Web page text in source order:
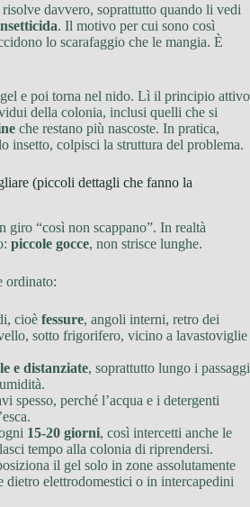
davvero, soprattutto quando li vedi
. Il motivo per cui sono così
lo scarafaggio che le mangia. È
e poi torna nel nido. Lì il principio attivo
della colonia, inclusi quelli che si
che restano più nascoste. In pratica,
insetto, colpisci la struttura del problema.
(piccoli dettagli che fanno la
giro “così non scappano”. In realtà
piccole gocce, non strisce lunghe.
ordinato:
cioè fessure, angoli interni, retro dei
sotto frigorifero, vicino a lavastoviglie
e distanziate, soprattutto lungo i passaggi
spesso, perché l’acqua e i detergenti
15-20 giorni, così intercetti anche le
tempo alla colonia di riprendersi.
il gel solo in zone assolutamente
dietro elettrodomestici o in intercapedini